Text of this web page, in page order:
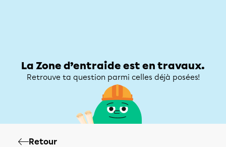
La Zone d’entraide est en travaux.
Retrouve ta question parmi celles déjà posées!
Retour